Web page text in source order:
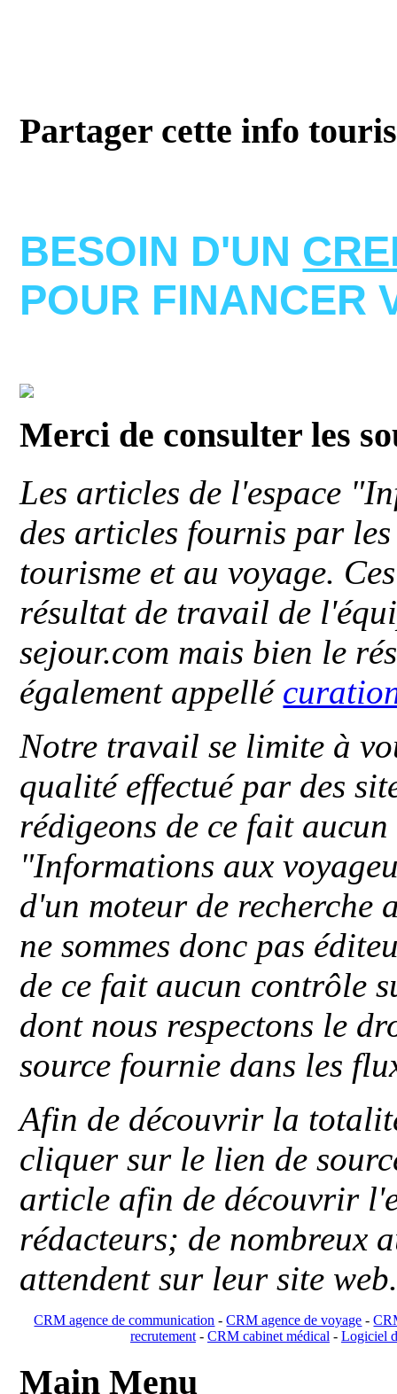
Partager cette info
BESOIN D'UN
POUR FINANCER
Merci de consulter les
Les articles de l'espace
des articles fournis par
tourisme et au voyage.
résultat de travail de
sejour.com mais bien le
également appellé
Notre travail se limite à
qualité effectué par des
rédigeons de ce fait
"Informations aux
d'un moteur de recherche
ne sommes donc pas
de ce fait aucun contrôle
dont nous respectons le
source fournie dans les
Afin de découvrir la
cliquer sur le lien de
article afin de découvrir
rédacteurs; de nombreux
attendent sur leur site
CRM agence de communication -CRM agence de voyage -
recrutement- CRM cabinet médical - Logiciel
Main Menu